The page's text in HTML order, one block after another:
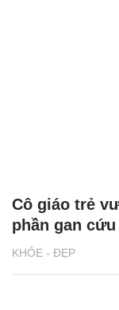
KHỎE - ĐẸP
Cô giáo trẻ
phần gan